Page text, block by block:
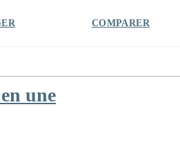
COMPARER
une